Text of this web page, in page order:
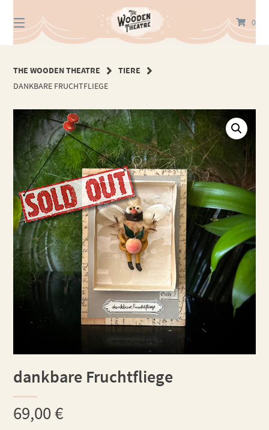
zum
Inhalt
0
THE WOODEN THEATRE
TIERE
DANKBARE FRUCHTFLIEGE
dankbare Fruchtfliege
69,00€